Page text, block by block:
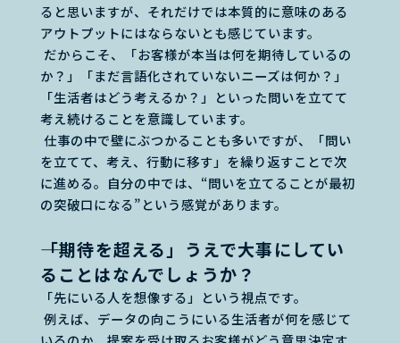
ると思いますが、それだけでは本質的に意味のある
アウトプットにはならないとも感じています。
だからこそ、「お客様が本当は何を期待しているの
か？」「まだ言語化されていないニーズは何か？」
「生活者はどう考えるか？」といった問いを立てて
考え続けることを意識しています。
仕事の中で壁にぶつかることも多いですが、「問い
を立てて、考え、行動に移す」を繰り返すことで次
に進める。自分の中では、“問いを立てることが最初
の突破口になる”という感覚があります。
――「期待を超える」うえで大事にしてい
ることはなんでしょうか？
「先にいる人を想像する」という視点です。
例えば、データの向こうにいる生活者が何を感じて